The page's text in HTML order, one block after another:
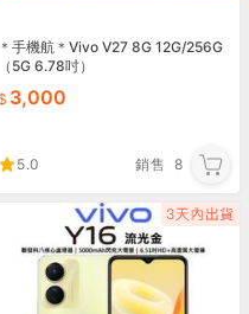
＊手機航＊Vivo V27 8G 12G/256G
（5G 6.78吋）
3,000
5.0 銷售 8